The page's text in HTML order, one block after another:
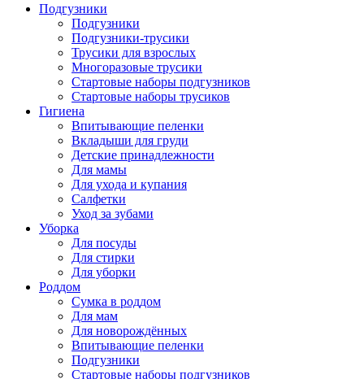
Подгузники
Подгузники
Подгузники-трусики
Трусики для взрослых
Многоразовые трусики
Стартовые наборы подгузников
Стартовые наборы трусиков
Гигиена
Впитывающие пеленки
Вкладыши для груди
Детские принадлежности
Для мамы
Для ухода и купания
Салфетки
Уход за зубами
Уборка
Для посуды
Для стирки
Для уборки
Роддом
Сумка в роддом
Для мам
Для новорождённых
Впитывающие пеленки
Подгузники
Стартовые наборы подгузников